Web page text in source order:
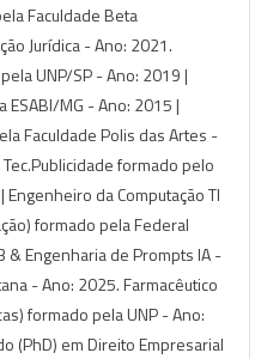
Faculdade Beta
Jurídica - Ano: 2021.
UNP/SP - Ano: 2019 |
ESABI/MG - Ano: 2015 |
Faculdade Polis das Artes -
formado pelo
Engenheiro da Computação TI
formado pela Federal
& Engenharia de Prompts IA -
- Ano: 2025. Farmacêutico
formado pela UNP - Ano:
(PhD) em Direito Empresarial